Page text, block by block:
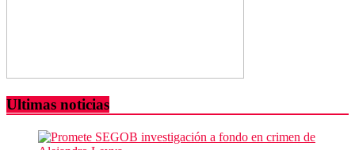
Ultimas noticias